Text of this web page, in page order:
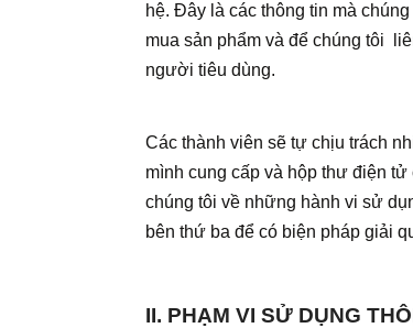
hệ. Đây là các thông tin mà
mua sản phẩm và để chúng tôi
người tiêu dùng.
Các thành viên sẽ tự chịu trách
mình cung cấp và hộp thư điện
chúng tôi về những hành vi sử
bên thứ ba để có biện pháp giải
II. PHẠM VI SỬ DỤNG